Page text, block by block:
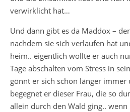
verwirklicht hat…
Und dann gibt es da Maddox –
nachdem sie sich verlaufen hat
heim.. eigentlich wollte er auch
Tage abschalten vom Stress in
gönnt er sich schon länger immer
begegnet er dieser Frau, die so
allein durch den Wald ging..